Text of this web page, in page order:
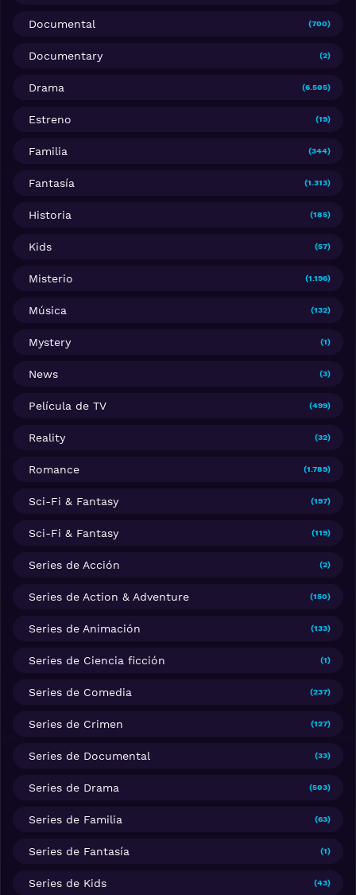
Documental (700)
Documentary (2)
Drama (6.505)
Estreno (19)
Familia (344)
Fantasía (1.313)
Historia (185)
Kids (57)
Misterio (1.196)
Música (132)
Mystery (1)
News (3)
Película de TV (499)
Reality (32)
Romance (1.789)
Sci-Fi & Fantasy (197)
Sci-Fi & Fantasy (119)
Series de Acción (2)
Series de Action & Adventure (150)
Series de Animación (133)
Series de Ciencia ficción (1)
Series de Comedia (237)
Series de Crimen (127)
Series de Documental (33)
Series de Drama (503)
Series de Familia (63)
Series de Fantasía (1)
Series de Kids (43)